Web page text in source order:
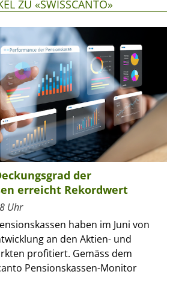
ZU «SWISSCANTO»
der
erreicht Rekordwert
Uhr
haben im Juni von
an den Aktien- und
profitiert. Gemäss dem
Pensionskassen-Monitor